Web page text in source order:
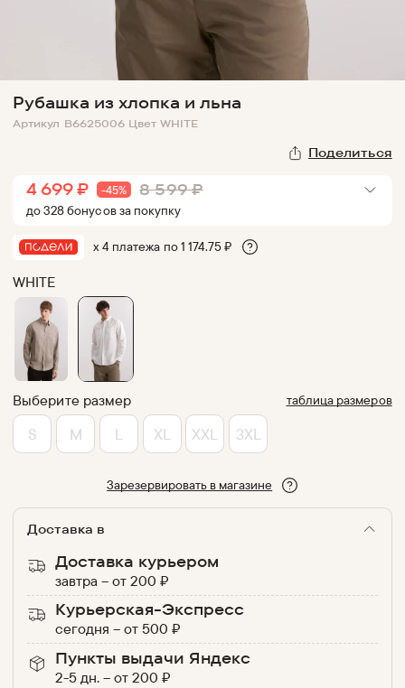
Рубашка из хлопка и льна
Артикул B6625006 Цвет WHITE
Поделиться
4 699 ₽ -45% 8 599 ₽
до328бонусовза покупку
х 4 платежа по1 174.75₽
WHITE
Выберите размер таблица размеров
S M L XL XXL 3XL
Зарезервировать в магазине
Доставка в
Доставка курьером
завтра –от200 ₽
Курьерская-Экспресс
сегодня –от500 ₽
Пункты выдачи Яндекс
2-5 дн. –от200 ₽